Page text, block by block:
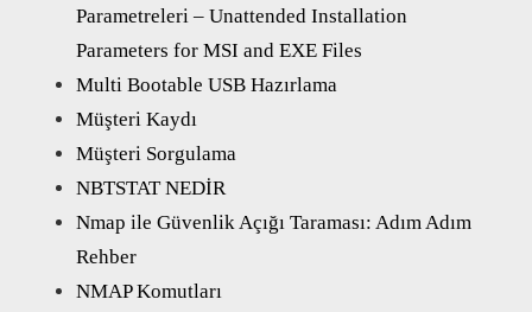
Parametreleri – Unattended Installation
Parameters for MSI and EXE Files
Multi Bootable USB Hazırlama
Müşteri Kaydı
Müşteri Sorgulama
NBTSTAT NEDİR
Nmap ile Güvenlik Açığı Taraması: Adım Adım
Rehber
NMAP Komutları